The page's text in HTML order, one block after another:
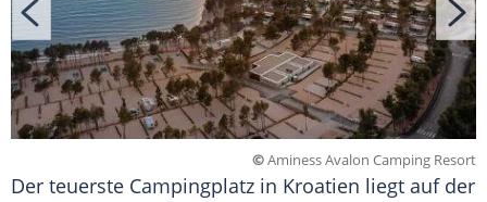
©Aminess Avalon Camping Resort
Der teuerste Campingplatz in Kroatien liegt auf der